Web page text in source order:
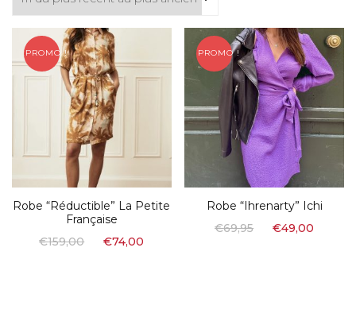
PROMO !
Robe “Réductible” La Petite
Française
€159,00 €74,00
PROMO !
Robe “Ihrenarty” Ichi
€69,95 €49,00